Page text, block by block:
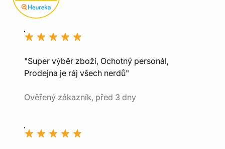
"Super výběr zboží, Ochotný personál,
Prodejna je ráj všech nerdů"
Ověřený zákazník, před 3 dny